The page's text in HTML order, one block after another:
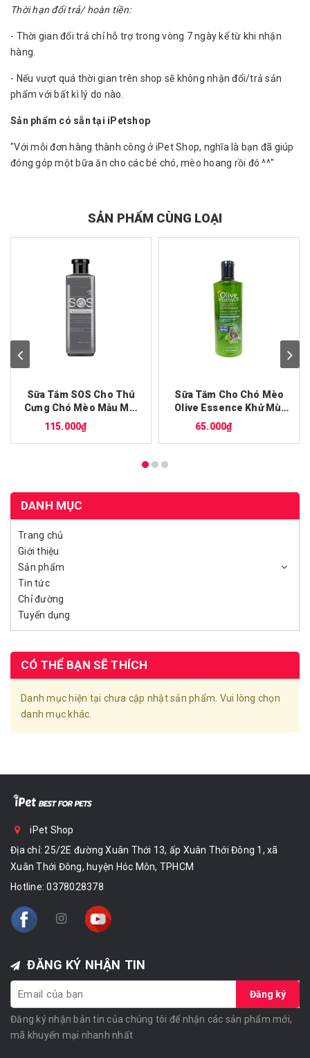
Thời hạn đổi trả/ hoàn tiền:
- Thời gian đổi trả chỉ hỗ trợ trong vòng 7 ngày kể từ khi nhận
hàng.
- Nếu vượt quá thời gian trên shop sẽ không nhận đổi/trả sản
phẩm với bất kì lý do nào.
Sản phẩm có sẵn tại iPetshop
"Với mỗi đơn hàng thành công ở iPet Shop, nghĩa là bạn đã giúp
đóng góp một bữa ăn cho các bé chó, mèo hoang rồi đó ^^"
SẢN PHẨM CÙNG LOẠI
Sữa Tắm SOS Cho Thú
Cưng Chó Mèo Mẫu Mới
- iPet Shop
115.000₫
Sữa Tắm Cho Chó Mèo
Olive Essence Khử Mùi
Dưỡng Lông Diệt Ve Rận
450ml - iPet Shop
65.000₫
DANH MỤC
Trang chủ
Giới thiệu
Sản phẩm
Tin tức
Chỉ đường
Tuyển dụng
CÓ THỂ BẠN SẼ THÍCH
Danh mục hiện tại chưa cập nhật sản phẩm. Vui lòng chọn
danh mục khác.
iPet Shop
Địa chỉ: 25/2E đường Xuân Thới 13, ấp Xuân Thới Đông 1, xã
Xuân Thới Đông, huyện Hóc Môn, TPHCM
Hotline:0378028378
ĐĂNG KÝ NHẬN TIN
Đăng ký
Đăng ký nhận bản tin của chúng tôi để nhận các sản phẩm mới,
mã khuyến mại nhanh nhất